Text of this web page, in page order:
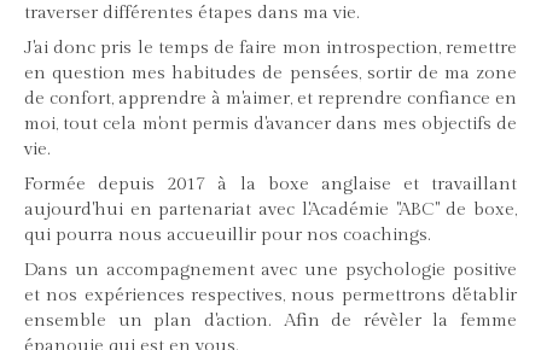
traverser différentes étapes dans ma vie.
J'ai donc pris le temps de faire mon introspection, remettre
en question mes habitudes de pensées, sortir de ma zone
de confort, apprendre à m'aimer, et reprendre confiance en
moi, tout cela m'ont permis d'avancer dans mes objectifs de
vie.
Formée depuis 2017 à la boxe anglaise et travaillant
aujourd'hui en partenariat avec l'Académie "ABC" de boxe,
qui pourra nous accueuillir pour nos coachings.
Dans un accompagnement avec une psychologie positive
et nos expériences respectives, nous permettrons d'établir
ensemble un plan d'action. Afin de révèler la femme
épanouie qui est en vous.